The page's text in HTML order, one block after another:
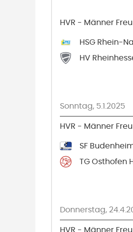
HVR - Männer
HSG Rhein-
HV
Sonntag, 5.1.2025
HVR - Männer
SF
TG Osthofen
Donnerstag,
HVR - Männer